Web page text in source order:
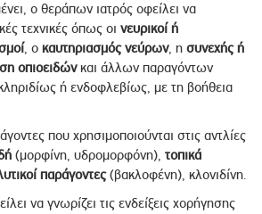
ο θεράπων ιατρός οφείλει να
τεχνικές όπως οι νευρικοί ή
, ο καυτηριασμός νεύρων, η συνεχής ή
οπιοειδώνκαι άλλων παραγόντων
ή ενδοφλεβίως, με τη βοήθεια
που χρησιμοποιούνται στις αντλίες
(μορφίνη, υδρομορφόνη), τοπικά
παράγοντες(βακλοφένη), κλονιδίνη.
να γνωρίζει τις ενδείξεις χορήγησης